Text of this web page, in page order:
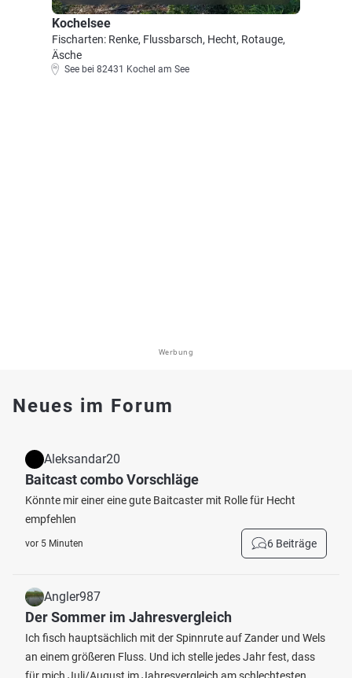
Kochelsee
Fischarten: Renke, Flussbarsch, Hecht, Rotauge,
Äsche
See bei 82431 Kochel am See
Werbung
Neues im Forum
Aleksandar20
Baitcast combo Vorschläge
Könnte mir einer eine gute Baitcaster mit Rolle für Hecht
empfehlen
vor 5 Minuten 6 Beiträge
Angler987
Der Sommer im Jahresvergleich
Ich fisch hauptsächlich mit der Spinnrute auf Zander und Wels
an einem größeren Fluss. Und ich stelle jedes Jahr fest, dass